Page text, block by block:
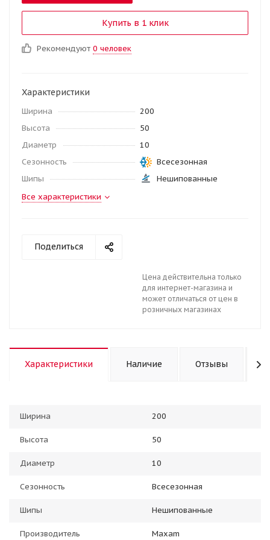
Купить в 1 клик
Рекомендуют 0 человек
Характеристики
Ширина
200
Высота
50
Диаметр
10
Сезонность
Всесезонная
Шипы
Нешипованные
Все характеристики
Поделиться
Цена действительна только
для интернет-магазина и
может отличаться от цен в
розничных магазинах
Характеристики Наличие Отзывы
Ширина 200
Высота 50
Диаметр 10
Сезонность Всесезонная
Шипы Нешипованные
Производитель Maxam